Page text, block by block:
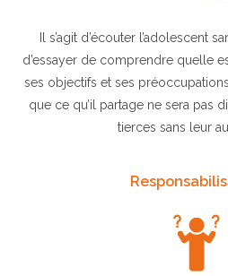
Il s’agit d’écouter l’adolescent
d’essayer de comprendre quelle
ses objectifs et ses
que ce qu’il partage ne sera pas
tierces sans leur